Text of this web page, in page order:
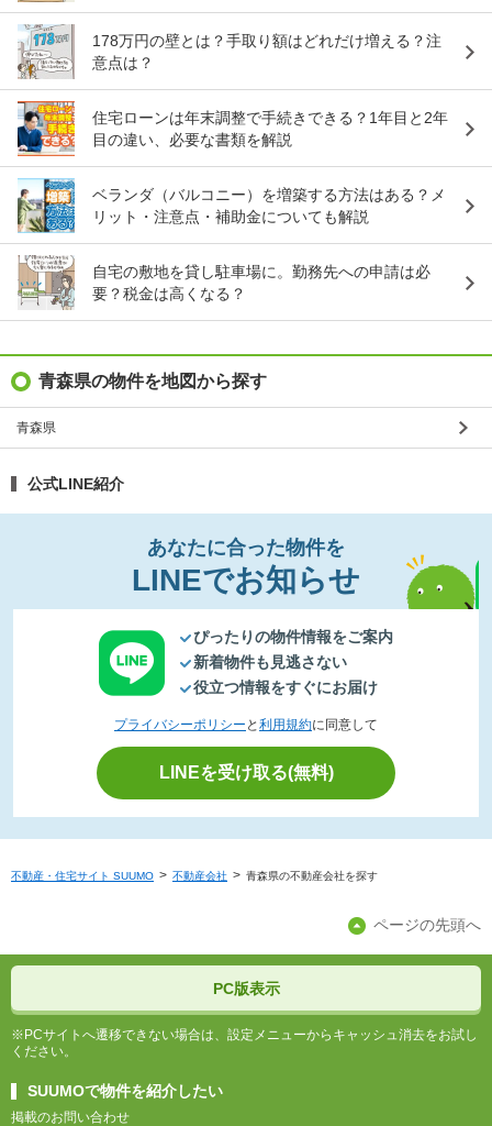
178万円の壁とは？手取り額はどれだけ増える？注
意点は？
住宅ローンは年末調整で手続きできる？1年目と2年
目の違い、必要な書類を解説
ベランダ（バルコニー）を増築する方法はある？メ
リット・注意点・補助金についても解説
自宅の敷地を貸し駐車場に。勤務先への申請は必
要？税金は高くなる？
青森県の物件を地図から探す
青森県
公式LINE紹介
あなたに合った物件を
LINEでお知らせ
ぴったりの物件情報をご案内
新着物件も見逃さない
役立つ情報をすぐにお届け
プライバシーポリシー と 利用規約に同意して
LINEを受け取る(無料)
不動産・住宅サイト SUUMO 不動産会社 青森県の不動産会社を探す
ページの先頭へ
PC版表示
※PCサイトへ遷移できない場合は、設定メニューからキャッシュ消去をお試し
ください。
SUUMOで物件を紹介したい
掲載のお問い合わせ